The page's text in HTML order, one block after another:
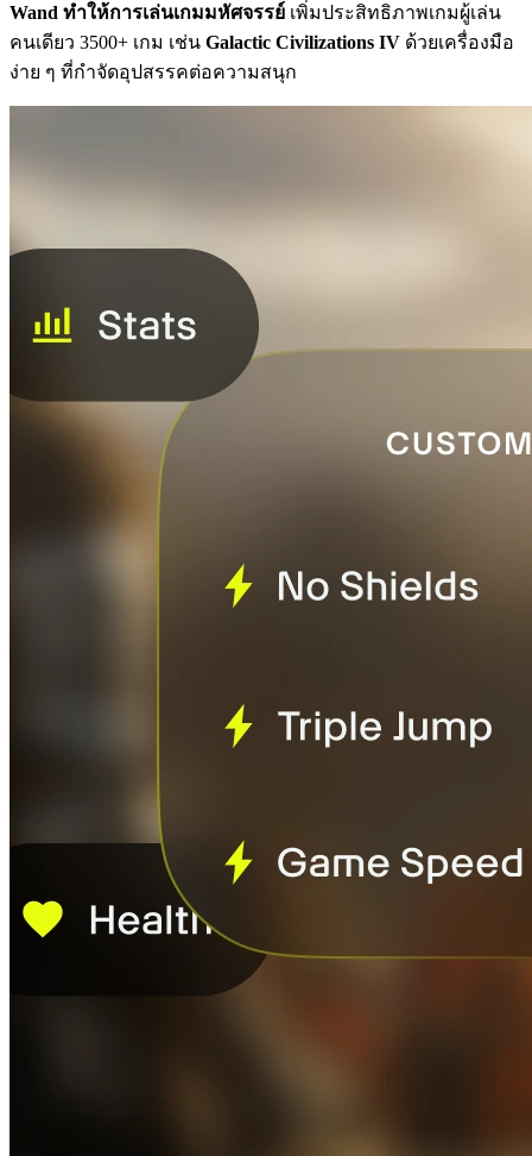
Wand ทำให้การเล่นเกมมหัศจรรย์ เพิ่มประสิทธิภาพเกมผู้เล่น
คนเดียว 3500+ เกม เช่น Galactic Civilizations IV ด้วยเครื่องมือ
ง่าย ๆ ที่กำจัดอุปสรรคต่อความสนุก